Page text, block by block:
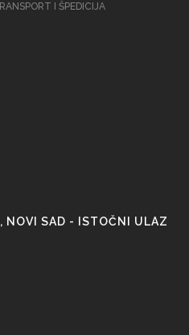
I ŠPEDICIJA
NOVI SAD - ISTOČNI ULAZ